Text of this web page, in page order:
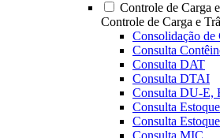
Controle de Carga
Controle de Carga e
Consolidação de
Consulta
Consulta DAT
Consulta DTAI
Consulta DU-E,
Consulta
Consulta
Consulta MIC